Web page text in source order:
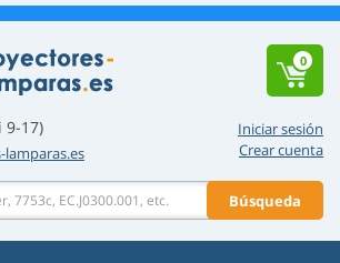
Iniciar sesión
Crear cuenta
9-17)
Búsqueda
0